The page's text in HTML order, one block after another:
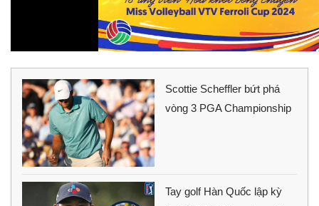
Scottie Scheffler bứt phá
vòng 3 PGA Championship
Tay golf Hàn Quốc lập kỳ